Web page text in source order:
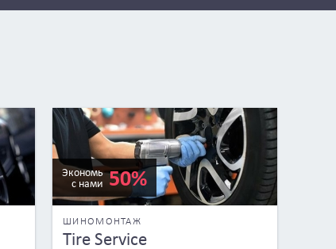
Экономь
с нами 50%
ШИНОМОНТАЖ
Tire Service